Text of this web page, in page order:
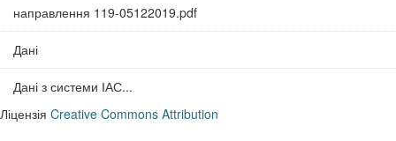
направлення 119-05122019.pdf
Дані
Дані з системи ІАС...
Ліцензія Creative Commons Attribution